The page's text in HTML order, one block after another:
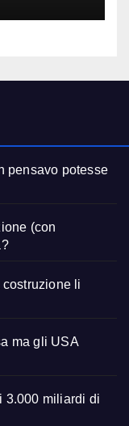
pensavo potesse
(con
li
ma gli USA
3.000 miliardi di